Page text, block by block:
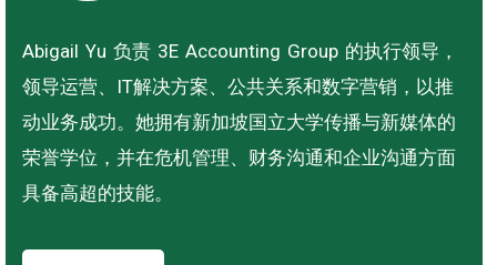
Abigail Yu 负责 3E Accounting Group 的执行领导，
领导运营、IT解决方案、公共关系和数字营销，以推
动业务成功。她拥有新加坡国立大学传播与新媒体的
荣誉学位，并在危机管理、财务沟通和企业沟通方面
具备高超的技能。